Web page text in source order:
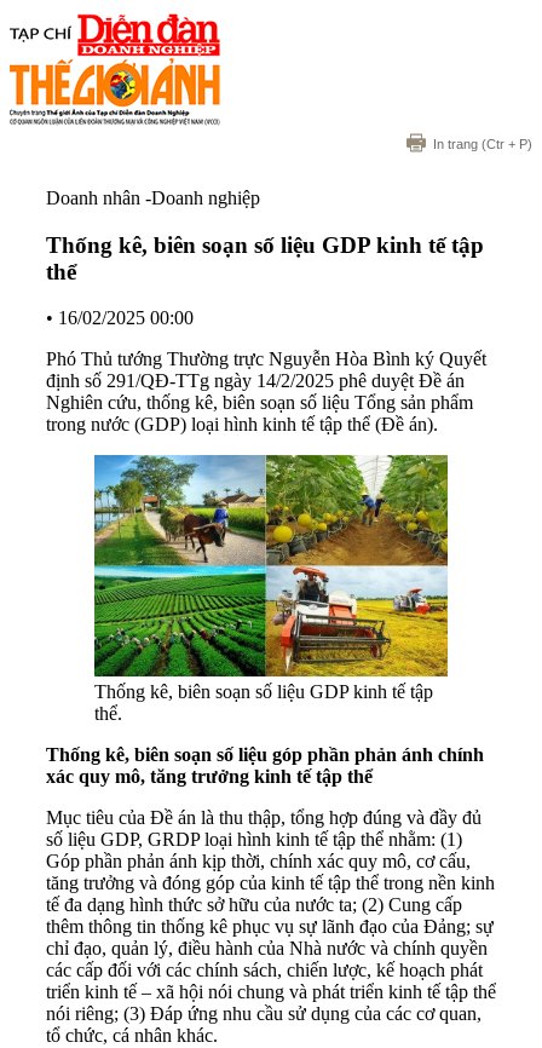
In trang (Ctr + P)
Doanh nhân -Doanh nghiệp
Thống kê, biên soạn số liệu GDP kinh tế tập
thể
• 16/02/2025 00:00
Phó Thủ tướng Thường trực Nguyễn Hòa Bình ký Quyết
định số 291/QĐ-TTg ngày 14/2/2025 phê duyệt Đề án
Nghiên cứu, thống kê, biên soạn số liệu Tổng sản phẩm
trong nước (GDP) loại hình kinh tế tập thể (Đề án).
Thống kê, biên soạn số liệu GDP kinh tế tập
thể.
Thống kê, biên soạn số liệu góp phần phản ánh chính
xác quy mô, tăng trưởng kinh tế tập thể
Mục tiêu của Đề án là thu thập, tổng hợp đúng và đầy đủ
số liệu GDP, GRDP loại hình kinh tế tập thể nhằm: (1)
Góp phần phản ánh kịp thời, chính xác quy mô, cơ cấu,
tăng trưởng và đóng góp của kinh tế tập thể trong nền kinh
tế đa dạng hình thức sở hữu của nước ta; (2) Cung cấp
thêm thông tin thống kê phục vụ sự lãnh đạo của Đảng; sự
chỉ đạo, quản lý, điều hành của Nhà nước và chính quyền
các cấp đối với các chính sách, chiến lược, kế hoạch phát
triển kinh tế – xã hội nói chung và phát triển kinh tế tập thể
nói riêng; (3) Đáp ứng nhu cầu sử dụng của các cơ quan,
tổ chức, cá nhân khác.